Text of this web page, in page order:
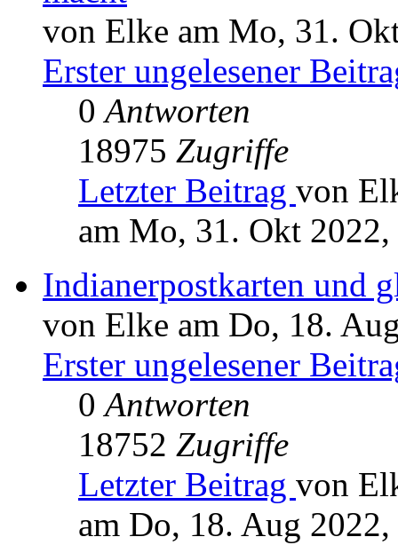
von Elke am Mo, 31.
Erster ungelesener
0Antworten
18975 Zugriffe
Letzter Beitrag von
am Mo, 31. Okt
Indianerpostkarten und
von Elke am Do, 18.
Erster ungelesener
0Antworten
18752 Zugriffe
Letzter Beitrag von
am Do, 18. Aug